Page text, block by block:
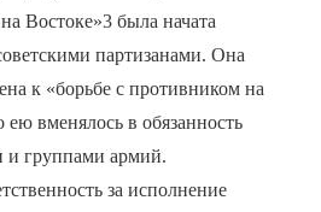
Востоке»3 была начата
партизанами. Она
к «борьбе с противником на
ею вменялось в обязанность
группами армий.
за исполнение